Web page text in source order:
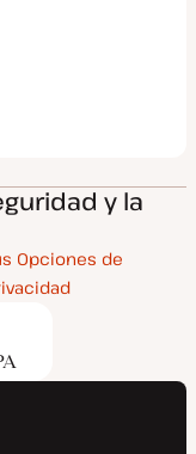
y la
Opciones de